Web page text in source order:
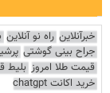
خبرآنلاین راه نو آنلاین
جراح بینی گوشتی
قیمت طلا امروز بلیط
خرید اکانت chatgpt